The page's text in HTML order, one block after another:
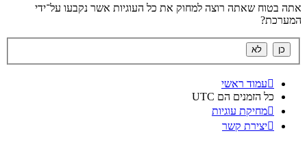
אתה בטוח שאתה רוצה למחוק את כל העוגיות אשר נקבעו על־ידי
המערכת?
עמוד ראשי
כל הזמנים הם UTC
מחיקת עוגיות
יצירת קשר